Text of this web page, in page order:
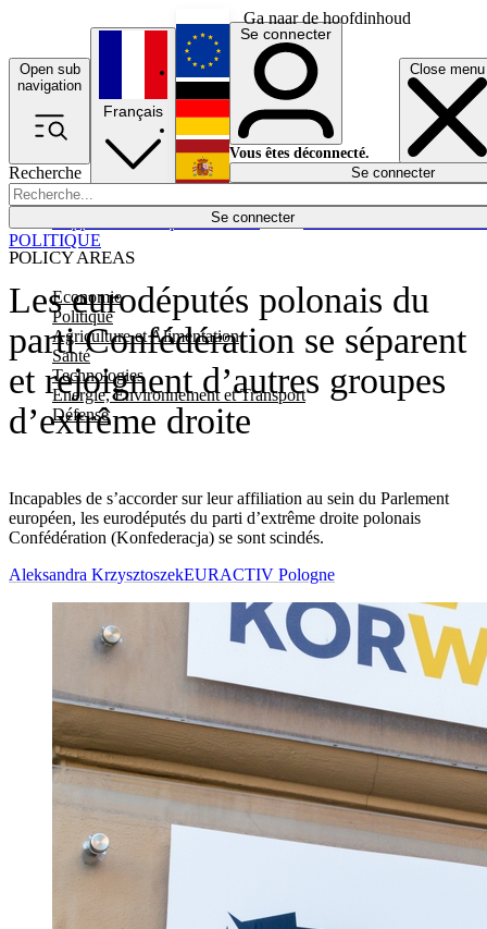
Ga naar de hoofdinhoud
Open sub
navigation
Close menu
Recherche
Se connecter
POLICY AREAS
Economie
Politique
Agriculture et Alimentation
Santé
Technologies
Energie, Environnement et Transport
Défense
Économie
Français
English
Deutsch
Español
Se connecter
Vous êtes déconnecté.
Se connecter
Les eurodéputés polonais du
parti Confédération se séparent
et rejoignent d’autres groupes
d’extrême droite
Incapables de s’accorder sur leur affiliation au sein du Parlement
européen, les eurodéputés du parti d’extrême droite polonais
Confédération (Konfederacja) se sont scindés.
POLITIQUE
Aleksandra KrzysztoszekEURACTIV Pologne